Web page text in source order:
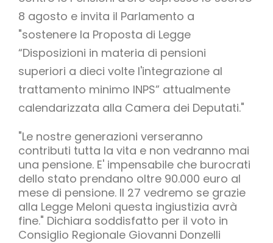
8 agosto e invita il Parlamento a
"sostenere la Proposta di Legge
“Disposizioni in materia di pensioni
superiori a dieci volte l'integrazione al
trattamento minimo INPS” attualmente
calendarizzata alla Camera dei Deputati."
"Le nostre generazioni verseranno
contributi tutta la vita e non vedranno mai
una pensione. E' impensabile che burocrati
dello stato prendano oltre 90.000 euro al
mese di pensione. Il 27 vedremo se grazie
alla Legge Meloni questa ingiustizia avrà
fine." Dichiara soddisfatto per il voto in
Consiglio Regionale Giovanni Donzelli